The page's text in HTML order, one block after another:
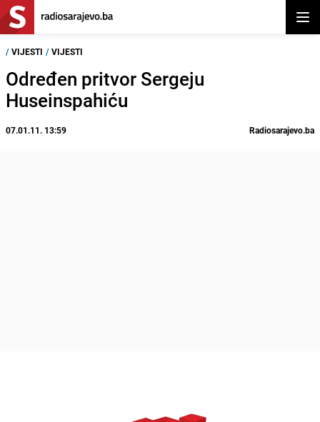
/ VIJESTI / VIJESTI
Određen pritvor Sergeju
Huseinspahiću
07.01.11. 13:59 Radiosarajevo.ba